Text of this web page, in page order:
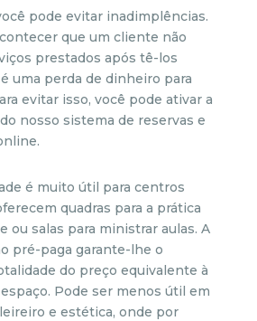
pode evitar inadimplências.
que um cliente não
prestados após tê-los
uma perda de dinheiro para
evitar isso, você pode ativar a
nosso sistema de reservas e
é muito útil para centros
quadras para a prática
ou salas para ministrar aulas. A
pré-paga garante-lhe o
do preço equivalente à
Pode ser menos útil em
e estética, onde por